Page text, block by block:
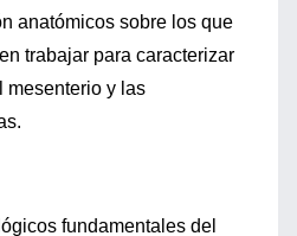
anatómicos sobre los que
trabajar para caracterizar
mesenterio y las
fundamentales del